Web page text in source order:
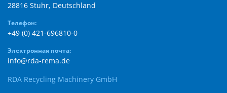
28816 Stuhr, Deutschland
Телефон:
+49 (0) 421-696810-0
Электронная почта:
info@rda-rema.de
RDA Recycling Machinery GmbH